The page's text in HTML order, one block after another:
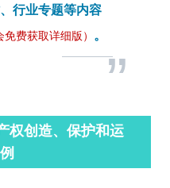
行业专题等内容
费获取详细版） 。
”
权创造、保护和运